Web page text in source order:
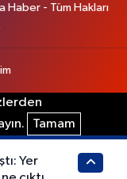
- Tüm Hakları
Tamam
Yer